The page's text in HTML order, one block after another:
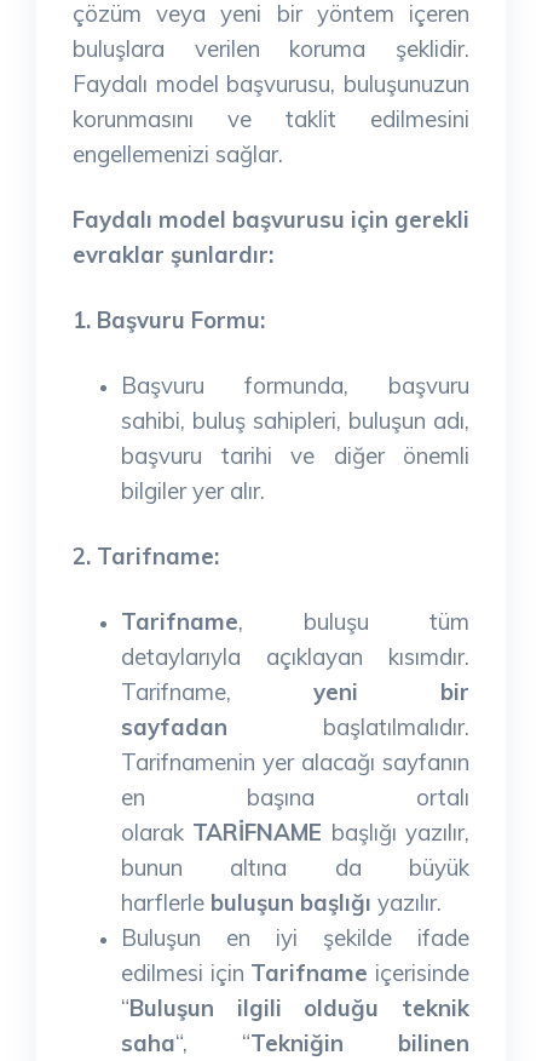
çözüm veya yeni bir yöntem içeren
buluşlara verilen koruma şeklidir.
Faydalı model başvurusu, buluşunuzun
korunmasını ve taklit edilmesini
engellemenizi sağlar.
Faydalı model başvurusu için gerekli
evraklar şunlardır:
1. Başvuru Formu:
Başvuru formunda, başvuru
sahibi, buluş sahipleri, buluşun adı,
başvuru tarihi ve diğer önemli
bilgiler yer alır.
2. Tarifname:
Tarifname, buluşu tüm
detaylarıyla açıklayan kısımdır.
Tarifname, yeni bir
sayfadan başlatılmalıdır.
Tarifnamenin yer alacağı sayfanın
en başına ortalı
olarak TARİFNAME başlığı yazılır,
bunun altına da büyük
harflerle buluşun başlığı yazılır.
Buluşun en iyi şekilde ifade
edilmesi için Tarifname içerisinde
“Buluşun ilgili olduğu teknik
saha“, “Tekniğin bilinen